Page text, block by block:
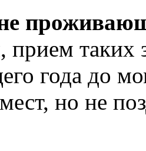
прием таких
года до
но не